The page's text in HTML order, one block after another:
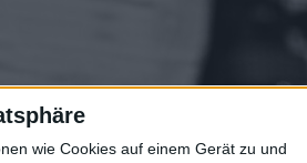
wie Cookies auf einem Gerät zu und